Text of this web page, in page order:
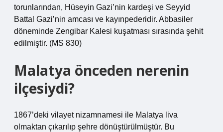
torunlarından, Hüseyin Gazi’nin kardeşi ve Seyyid
Battal Gazi’nin amcası ve kayınpederidir. Abbasiler
döneminde Zengibar Kalesi kuşatması sırasında şehit
edilmiştir. (MS 830)
Malatya önceden nerenin
ilçesiydi?
1867’deki vilayet nizamnamesi ile Malatya liva
olmaktan çıkarılıp şehre dönüştürülmüştür. Bu